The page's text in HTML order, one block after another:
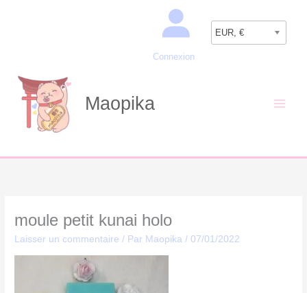
Connexion
EUR, €
Maopika
moule petit kunai holo
Laisser un commentaire / Par Maopika/07/01/2022
Recherche